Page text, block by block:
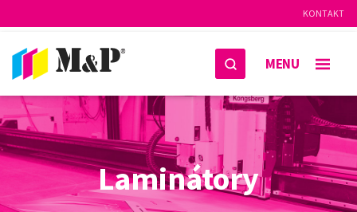
KONTAKT
MENU
Laminátory